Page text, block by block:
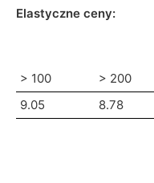
Elastyczne ceny:
> 100 > 200
9.05
8.78